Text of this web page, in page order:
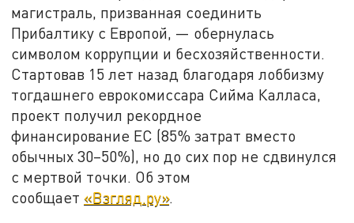
магистраль, призванная соединить
Прибалтику с Европой, — обернулась
символом коррупции и бесхозяйственности.
Стартовав 15 лет назад благодаря лоббизму
тогдашнего еврокомиссара Сийма Калласа,
проект получил рекордное
финансирование ЕС (85% затрат вместо
обычных 30–50%), но до сих пор не сдвинулся
с мертвой точки. Об этом
сообщает «Взгляд.ру».